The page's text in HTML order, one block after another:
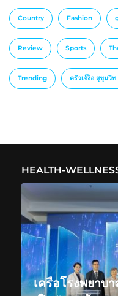
Country Fashion
Review Sports
Trending ครัวเจ๊ง้อ สุขุมวิท
HEALTH-
เครือโรงพยาบ